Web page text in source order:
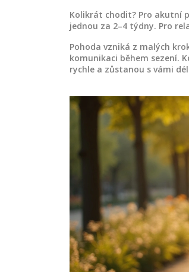
Kolikrát chodit? Pro akutní
jednou za 2–4 týdny. Pro
Pohoda vzniká z malých
komunikaci během sezení.
rychle a zůstanou s vámi